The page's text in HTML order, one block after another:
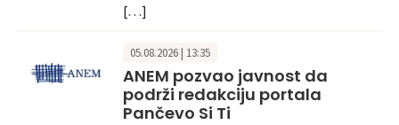
[…]
05.08.2026 | 13:35
ANEM pozvao javnost da
podrži redakciju portala
Pančevo Si Ti